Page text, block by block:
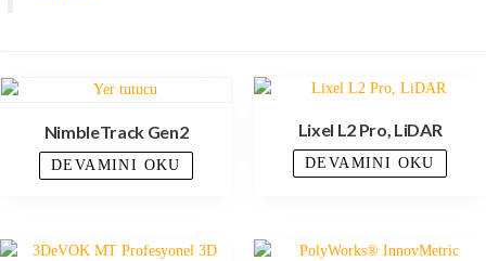
NimbleTrack Gen2
DEVAMINI OKU
Lixel L2 Pro, LiDAR
DEVAMINI OKU